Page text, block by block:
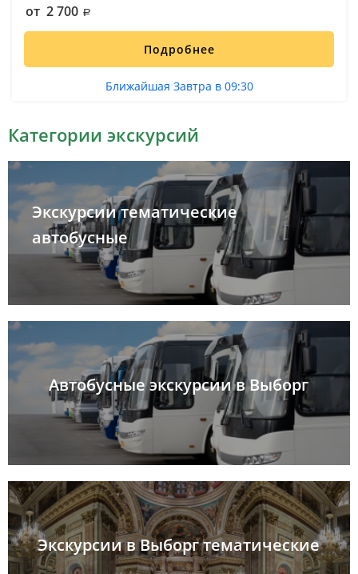
от 2 700
Подробнее
Ближайшая Завтра в 09:30
Категории экскурсий
Экскурсии тематические
автобусные
Автобусные экскурсии в Выборг
Экскурсии в Выборг тематические